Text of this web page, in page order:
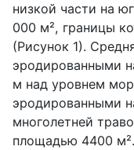
низкой части на
000 м², границы
(Рисунок 1).
эродированными
м над уровнем
эродированными
многолетней
площадью 4400 м².